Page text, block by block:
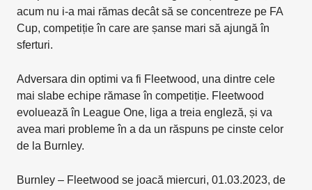
acum nu i-a mai rămas decât să se concentreze pe FA
Cup, competiție în care are șanse mari să ajungă în
sferturi.
Adversara din optimi va fi Fleetwood, una dintre cele
mai slabe echipe rămase în competiție. Fleetwood
evoluează în League One, liga a treia engleză, și va
avea mari probleme în a da un răspuns pe cinste celor
de la Burnley.
Burnley – Fleetwood se joacă miercuri, 01.03.2023, de